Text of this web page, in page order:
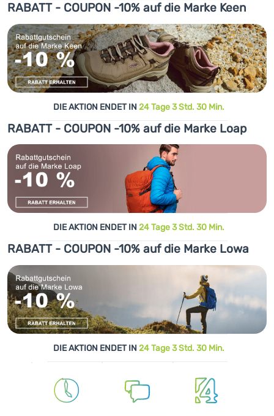
RABATT - COUPON -10% auf die Marke Keen
DIE AKTION ENDET IN 24 Tage 3 Std. 30 Min.
RABATT - COUPON -10% auf die Marke Loap
DIE AKTION ENDET IN 24 Tage 3 Std. 30 Min.
RABATT - COUPON -10% auf die Marke Lowa
DIE AKTION ENDET IN 24 Tage 3 Std. 30 Min.